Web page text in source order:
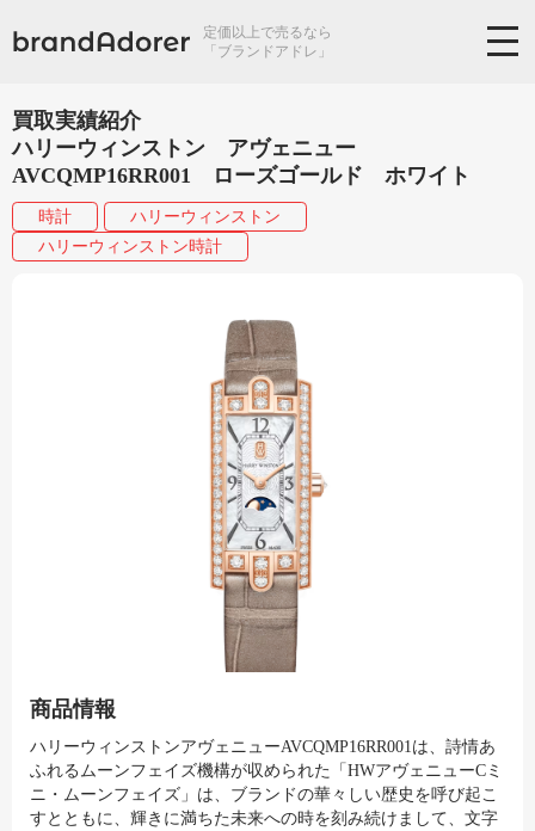
定価以上で売るなら
「ブランドアドレ」
買取実績紹介
ハリーウィンストン アヴェニュー
AVCQMP16RR001 ローズゴールド ホワイト
時計
ハリーウィンストン
ハリーウィンストン時計
商品情報
ハリーウィンストンアヴェニューAVCQMP16RR001は、詩情あ
ふれるムーンフェイズ機構が収められた「HWアヴェニューCミ
ニ・ムーンフェイズ」は、ブランドの華々しい歴史を呼び起こ
すとともに、輝きに満ちた未来への時を刻み続けまして、文字